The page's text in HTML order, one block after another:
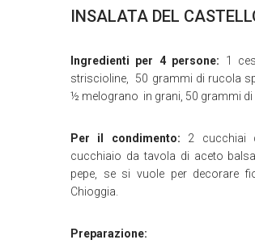
INSALATA DEL
Ingredienti per 4 persone: 1
striscioline, 50 grammi di rucola
½ melograno in grani, 50 grammi
Per il condimento: 2 cucchiai
cucchiaio da tavola di aceto
pepe, se si vuole per decorare
Chioggia.
Preparazione: